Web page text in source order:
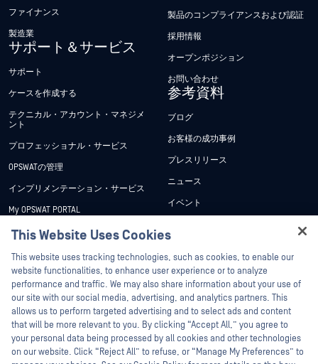
ファイナンス
製造業
サポート＆サービス
サポート
ケースを作成する
テクニカル・アカウント・マネジメ
ント
プロフェッショナル・サービス
OPSWATの管理
インプリメンテーション・サービス
My OPSWAT PORTAL
技術文書
トレーニング
脆弱性対策プログラム
パートナー
認証
テクノロジー・パートナー
OPSWAT チャネル パートナー
製品のコンプライアンスおよび認証
採用情報
オープンポジション
お問い合わせ
参考資料
ブログ
お客様の成功事例
プレスリリース
ニュース
イベント
ホワイトペーパー
無料ツール
This Website Uses Cookies
This website uses tracking technologies, such as cookies, to enable our
website functionalities, to enhance user experience or to analyze
performance and traffic. We may also share information about your use of
our site with our social media, advertising, and analytics partners. This
allows us to perform targeted advertising and to select ads and content
that will be more relevant to you. By clicking “Accept All,” you agree to
your personal data being processed by all cookies and other technologies
on our website. Click “Reject All” to refuse, or “Manage My Preferences” to
Hey there!
I'm Ozzy, your OPSWAT virtual assistant.
How can I help you secure what's critical
today?